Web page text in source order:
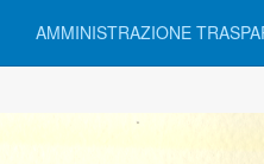
AMMINISTRAZIONE